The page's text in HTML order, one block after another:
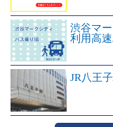
渋谷マ
利用高
JR八王